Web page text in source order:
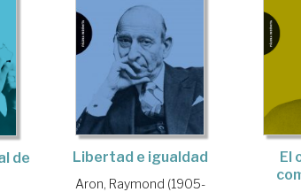
de
Libertad e igualdad
Aron, Raymond (1905-
El